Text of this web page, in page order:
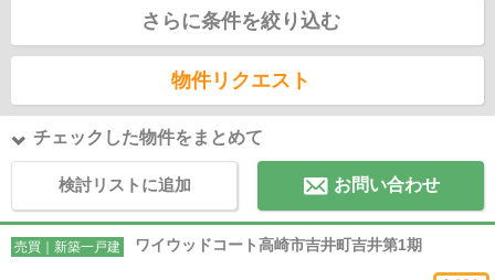
さらに条件を絞り込む
物件リクエスト
チェックした物件をまとめて
検討リストに追加 お問い合わせ
売買｜新築一戸建 ワイウッドコート高崎市吉井町吉井第1期